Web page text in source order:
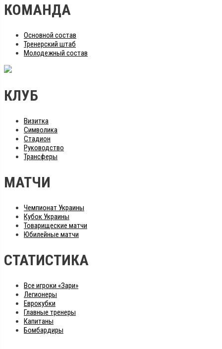
КОМАНДА
Основной состав
Тренерский штаб
Молодежный состав
КЛУБ
Визитка
Символика
Стадион
Руководство
Трансферы
МАТЧИ
Чемпионат Украины
Кубок Украины
Товарищеские матчи
Юбилейные матчи
СТАТИСТИКА
Все игроки «Зари»
Легионеры
Еврокубки
Главные тренеры
Капитаны
Бомбардиры